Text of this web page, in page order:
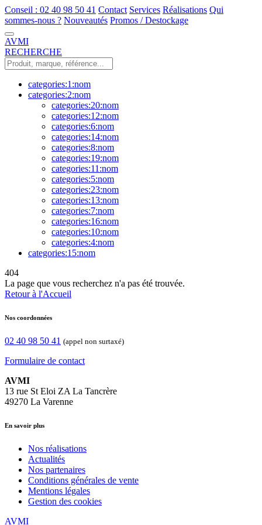
Conseil : 02 40 98 50 41 Contact Services Réalisations Qui
sommes-nous ? Nouveautés Promos / Destockage
AVMI
RECHERCHE
categories:1:nom
categories:2:nom
categories:20:nom
categories:12:nom
categories:6:nom
categories:14:nom
categories:8:nom
categories:19:nom
categories:11:nom
categories:5:nom
categories:23:nom
categories:13:nom
categories:7:nom
categories:16:nom
categories:10:nom
categories:4:nom
categories:15:nom
404
La page que vous recherchez n'a pas été trouvée.
Retour à l'Accueil
Nos coordonnées
02 40 98 50 41 (appel non surtaxé)
Formulaire de contact
AVMI
13 rue St Eloi ZA La Tancrère
49270 La Varenne
En savoir plus
Nos réalisations
Actualités
Nos partenaires
Conditions générales de vente
Mentions légales
Gestion des cookies
AVMI